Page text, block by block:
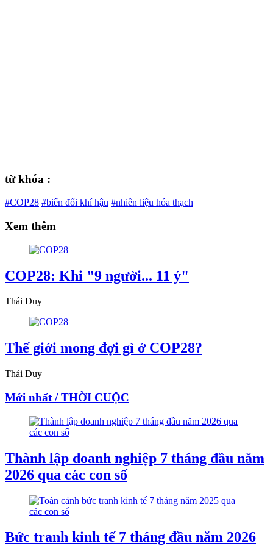
từ khóa :
#COP28 #biến đổi khí hậu #nhiên liệu hóa thạch
Xem thêm
COP28: Khi "9 người... 11 ý"
Thái Duy
Thế giới mong đợi gì ở COP28?
Thái Duy
Mới nhất / THỜI CUỘC
Thành lập doanh nghiệp 7 tháng đầu năm
2026 qua các con số
Bức tranh kinh tế 7 tháng đầu năm 2026